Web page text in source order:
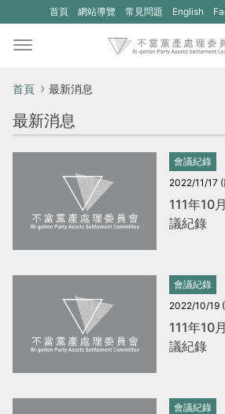
首頁 網站導覽 常見問題 English
(另
開
啟
一
網
首頁 最新消息
最新消息
會議紀錄
2022/11/17 (
111年10
議紀錄
會議紀錄
2022/10/19
111年10
議紀錄
會議紀錄